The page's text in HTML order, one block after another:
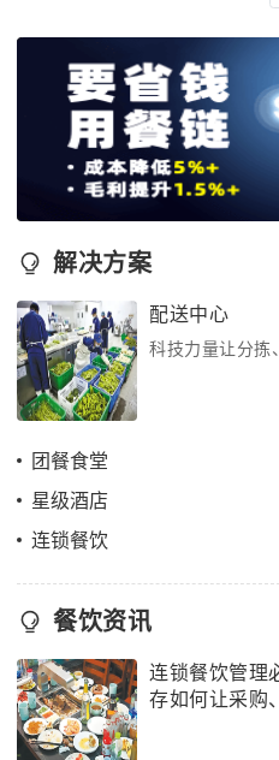
解决方案
配送中心
科技力量让分拣
团餐食堂
星级酒店
连锁餐饮
餐饮资讯
连锁餐饮管理
存如何让采购